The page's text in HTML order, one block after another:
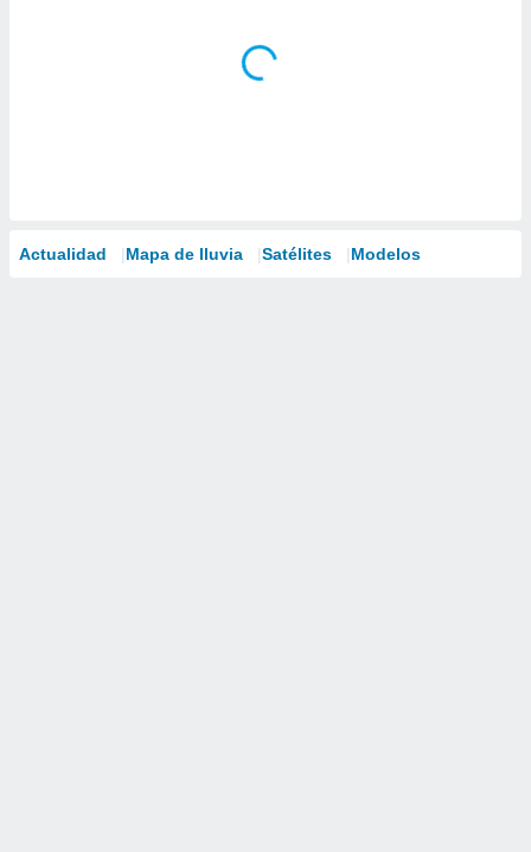
Actualidad Mapa de lluvia Satélites Modelos